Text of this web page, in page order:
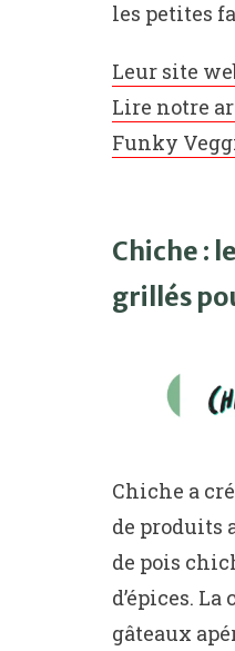
les petites
Leur site
Lire notre
Funky
Chiche :
grillés
Chiche a
de produits
de pois
d’épices.
gâteaux